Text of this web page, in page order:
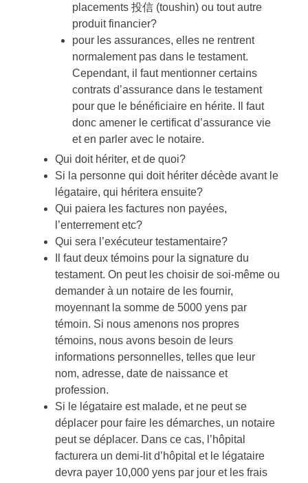
placements 投信 (toushin) ou tout autre
produit financier?
pour les assurances, elles ne rentrent
normalement pas dans le testament.
Cependant, il faut mentionner certains
contrats d’assurance dans le testament
pour que le bénéficiaire en hérite. Il faut
donc amener le certificat d’assurance vie
et en parler avec le notaire.
Qui doit hériter, et de quoi?
Si la personne qui doit hériter décède avant le
légataire, qui héritera ensuite?
Qui paiera les factures non payées,
l’enterrement etc?
Qui sera l’exécuteur testamentaire?
Il faut deux témoins pour la signature du
testament. On peut les choisir de soi-même ou
demander à un notaire de les fournir,
moyennant la somme de 5000 yens par
témoin. Si nous amenons nos propres
témoins, nous avons besoin de leurs
informations personnelles, telles que leur
nom, adresse, date de naissance et
profession.
Si le légataire est malade, et ne peut se
déplacer pour faire les démarches, un notaire
peut se déplacer. Dans ce cas, l’hôpital
facturera un demi-lit d’hôpital et le légataire
devra payer 10,000 yens par jour et les frais